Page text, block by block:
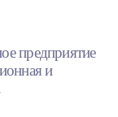
предприятие
и